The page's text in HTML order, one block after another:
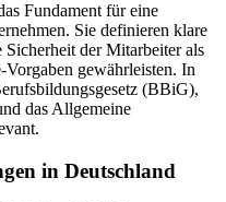
Fundament für eine
Sie definieren klare
der Mitarbeiter als
gewährleisten. In
(BBiG),
das Allgemeine
in Deutschland